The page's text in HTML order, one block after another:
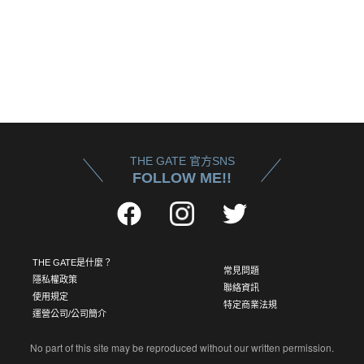
THE GATE 官方SNS
FOLLOW ME!!
THE GATE是什麼？
隱私權政策
使用規定
運營公司/公司簡介
常見問題
聯絡資訊
特定商業法規
No part of this site may be reproduced without our written permission.